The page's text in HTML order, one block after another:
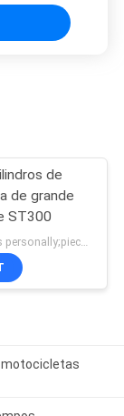
de
de grande
ST300
dollar;discuss personally;piece MOQ:Negociação
motocicletas